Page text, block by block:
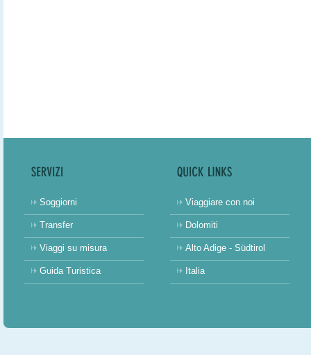
Soggiorni
Transfer
Viaggi su misura
Guida Turistica
Viaggiare con noi
Dolomiti
Alto Adige - Südtirol
Italia